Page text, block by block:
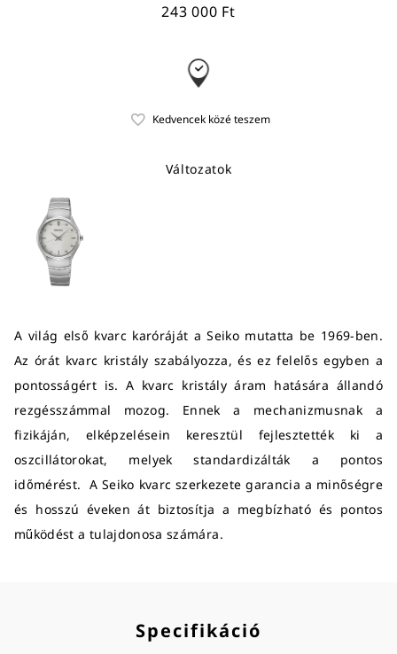
243 000 Ft
Változatok
A világ első kvarc karóráját a Seiko mutatta be 1969-ben.
Az órát kvarc kristály szabályozza, és ez felelős egyben a
pontosságért is. A kvarc kristály áram hatására állandó
rezgésszámmal mozog. Ennek a mechanizmusnak a
fizikáján, elképzelésein keresztül fejlesztették ki a
oszcillátorokat, melyek standardizálták a pontos
időmérést. A Seiko kvarc szerkezete garancia a minőségre
és hosszú éveken át biztosítja a megbízható és pontos
működést a tulajdonosa számára.
Specifikáció